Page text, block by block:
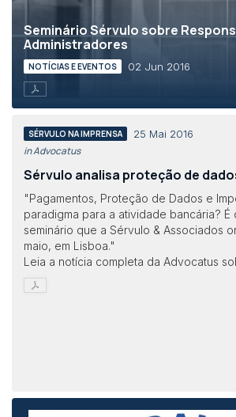
Seminário Sérvulo sobre
Administradores
NOTÍCIAS E EVENTOS 02 Jun 2016
SÉRVULO NA IMPRENSA 25 Mai 2016
in Advocatus
Sérvulo analisa proteção de
"Pagamentos, Proteção de Dados e
paradigma para a atividade bancária? É
seminário que a Sérvulo & Associados
maio, em Lisboa."
Leia a notícia completa da Advocatus